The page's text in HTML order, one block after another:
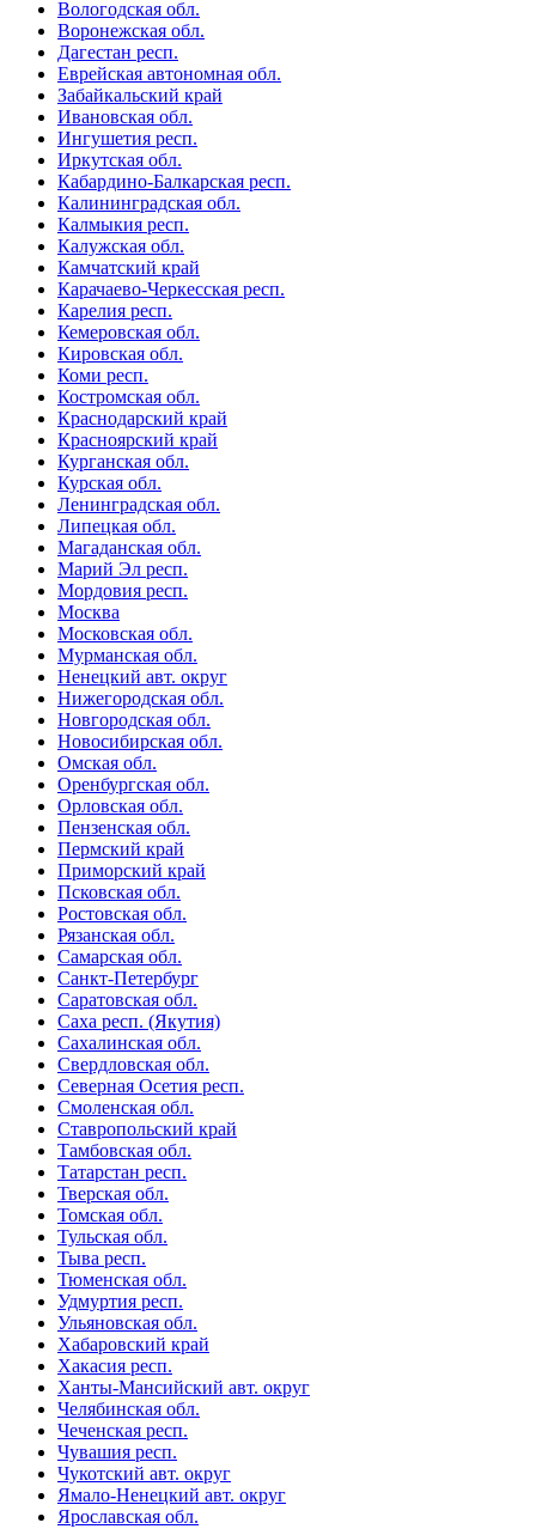
Вологодская обл.
Воронежская обл.
Дагестан респ.
Еврейская автономная обл.
Забайкальский край
Ивановская обл.
Ингушетия респ.
Иркутская обл.
Кабардино-Балкарская респ.
Калининградская обл.
Калмыкия респ.
Калужская обл.
Камчатский край
Карачаево-Черкесская респ.
Карелия респ.
Кемеровская обл.
Кировская обл.
Коми респ.
Костромская обл.
Краснодарский край
Красноярский край
Курганская обл.
Курская обл.
Ленинградская обл.
Липецкая обл.
Магаданская обл.
Марий Эл респ.
Мордовия респ.
Москва
Московская обл.
Мурманская обл.
Ненецкий авт. округ
Нижегородская обл.
Новгородская обл.
Новосибирская обл.
Омская обл.
Оренбургская обл.
Орловская обл.
Пензенская обл.
Пермский край
Приморский край
Псковская обл.
Ростовская обл.
Рязанская обл.
Самарская обл.
Санкт-Петербург
Саратовская обл.
Саха респ. (Якутия)
Сахалинская обл.
Свердловская обл.
Северная Осетия респ.
Смоленская обл.
Ставропольский край
Тамбовская обл.
Татарстан респ.
Тверская обл.
Томская обл.
Тульская обл.
Тыва респ.
Тюменская обл.
Удмуртия респ.
Ульяновская обл.
Хабаровский край
Хакасия респ.
Ханты-Мансийский авт. округ
Челябинская обл.
Чеченская респ.
Чувашия респ.
Чукотский авт. округ
Ямало-Ненецкий авт. округ
Ярославская обл.